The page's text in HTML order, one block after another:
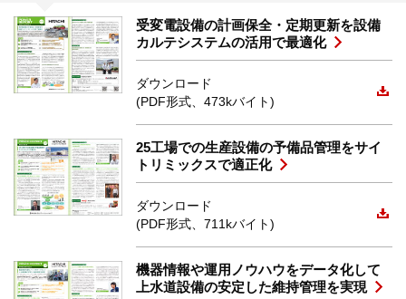
受変電設備の計画保全・定期更新を設備
カルテシステムの活用で最適化
ダウンロード
(PDF形式、473kバイト)
25工場での生産設備の予備品管理をサイ
トリミックスで適正化
ダウンロード
(PDF形式、711kバイト)
機器情報や運用ノウハウをデータ化して
上水道設備の安定した維持管理を実現